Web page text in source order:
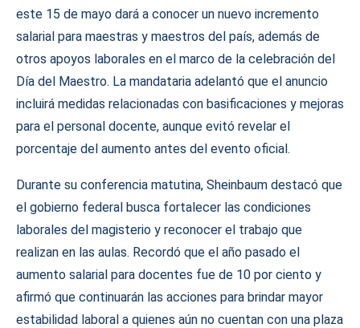
este 15 de mayo dará a conocer un nuevo incremento
salarial para maestras y maestros del país, además de
otros apoyos laborales en el marco de la celebración del
Día del Maestro. La mandataria adelantó que el anuncio
incluirá medidas relacionadas con basificaciones y mejoras
para el personal docente, aunque evitó revelar el
porcentaje del aumento antes del evento oficial.
Durante su conferencia matutina, Sheinbaum destacó que
el gobierno federal busca fortalecer las condiciones
laborales del magisterio y reconocer el trabajo que
realizan en las aulas. Recordó que el año pasado el
aumento salarial para docentes fue de 10 por ciento y
afirmó que continuarán las acciones para brindar mayor
estabilidad laboral a quienes aún no cuentan con una plaza